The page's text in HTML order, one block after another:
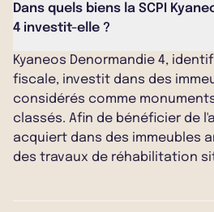
Dans quels biens la SCPI
4 investit-elle ?
Kyaneos Denormandie 4,
fiscale, investit dans des
considérés comme
classés. Afin de bénéficier de
acquiert dans des immeubles
des travaux de réhabilitation